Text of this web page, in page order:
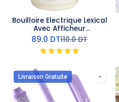
Bouilloire Electrique Lexical
Avec Afficheur
Température 2200W Beige
1,7L
89.0 DT110.0DT
Livraison Gratuite